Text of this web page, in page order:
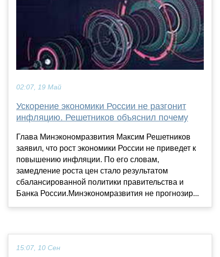
02:07, 19 Май
Ускорение экономики России не разгонит
инфляцию. Решетников объяснил почему
Глава Минэкономразвития Максим Решетников
заявил, что рост экономики России не приведет к
повышению инфляции. По его словам,
замедление роста цен стало результатом
сбалансированной политики правительства и
Банка России.Минэкономразвития не прогнозир...
15:07, 10 Сен